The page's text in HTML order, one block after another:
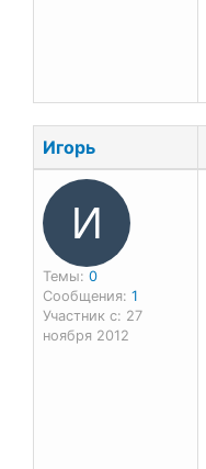
Игорь
И
Темы: 0
Сообщения: 1
Участник с: 27
ноября 2012